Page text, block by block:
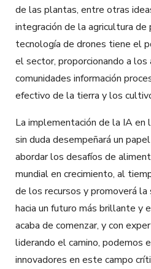
de las plantas, entre otras
integración de la agricultura de
tecnología de drones tiene el
el sector, proporcionando a
comunidades información
efectivo de la tierra y los
La implementación de la IA en
sin duda desempeñará un
abordar los desafíos de
mundial en crecimiento, al
de los recursos y promoverá
hacia un futuro más brillante y
acaba de comenzar, y con
liderando el camino, podemos
innovadores en este campo